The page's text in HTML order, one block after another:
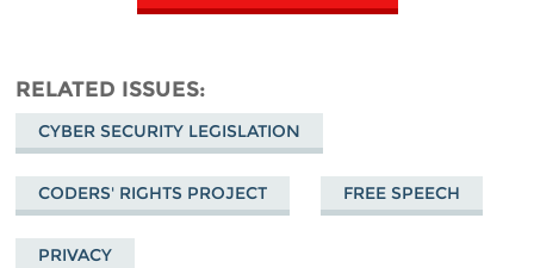
RELATED ISSUES
CYBER SECURITY LEGISLATION
CODERS' RIGHTS PROJECT FREE SPEECH
PRIVACY